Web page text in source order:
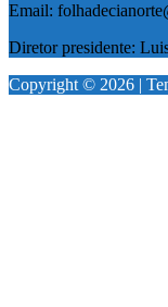
Email:
Diretor presidente:
Copyright © 2026 |